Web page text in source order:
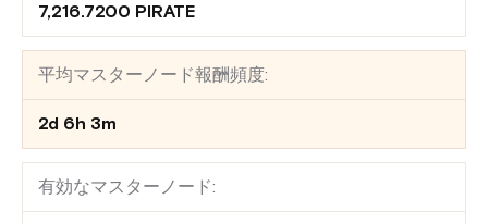
7,216.7200 PIRATE
平均マスターノード報酬頻度:
2d 6h 3m
有効なマスターノード: